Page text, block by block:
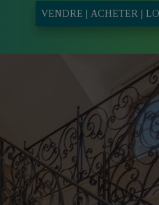
VENDRE | ACHETER |